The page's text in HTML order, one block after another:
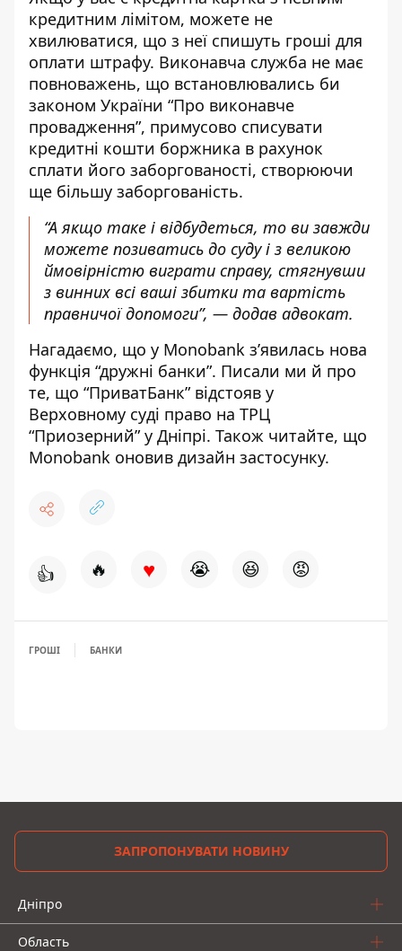
кредитним лімітом, можете не
хвилюватися, що з неї спишуть гроші для
оплати штрафу. Виконавча служба не має
повноважень, що встановлювались би
законом України “Про виконавче
провадження”, примусово списувати
кредитні кошти боржника в рахунок
сплати його заборгованості, створюючи
ще більшу заборгованість.
“А якщо таке і відбудеться, то ви завжди
можете позиватись до суду і з великою
ймовірністю виграти справу, стягнувши
з винних всі ваші збитки та вартість
правничої допомоги”, — додав адвокат.
Нагадаємо, що у Monobank з’явилась нова
функція “дружні банки”. Писали ми й про
те, що “ПриватБанк” відстояв у
Верховному суді право на ТРЦ
“Приозерний” у Дніпрі. Також читайте, що
Мonobank оновив дизайн застосунку.
👍 🔥 ♥ 😭 😆 😡
ГРОШІ БАНКИ
ЗАПРОПОНУВАТИ НОВИНУ
Дніпро
Область